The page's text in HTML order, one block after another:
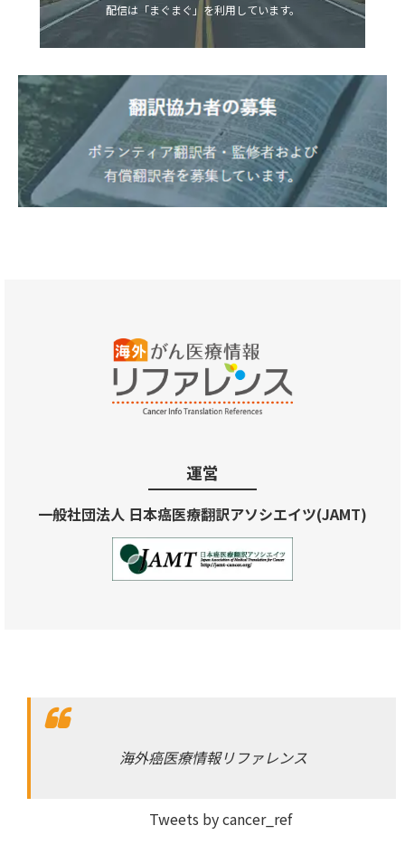
配信は「まぐまぐ」を利用しています。
運営
一般社団法人 日本癌医療翻訳アソシエイツ(JAMT)
海外癌医療情報リファレンス
Tweets by cancer_ref